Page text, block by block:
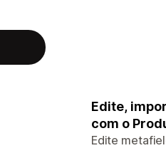
Edite,
com o
Edite